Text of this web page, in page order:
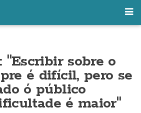
"Escribir sobre o
é difícil, pero se
ó público
é maior"